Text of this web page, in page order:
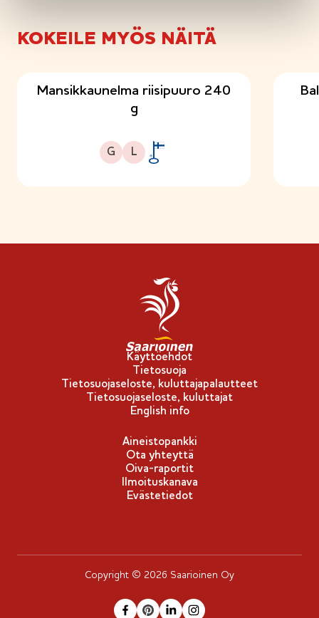
KOKEILE MYÖS NÄITÄ
Mansikkaunelma riisipuuro 240
g
G
Gluteeniton L
Laktoositon
A
i
p
p
u
-
m
e
r
k
i
Käyttöehdot
Tietosuoja
Tietosuojaseloste, kuluttajapalautteet
Tietosuojaseloste, kuluttajat
English info
Aineistopankki
Ota yhteyttä
Oiva-raportit
Ilmoituskanava
Evästetiedot
Copyright © 2026 Saarioinen Oy